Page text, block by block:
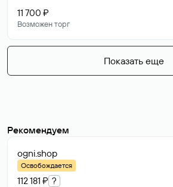
11 700 ₽
Возможен торг
Показать еще
Рекомендуем
ogni.shop
Освобождается
112 181 ₽ ?